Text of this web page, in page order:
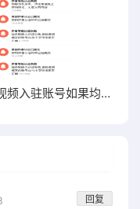
多多视频入驻账号如果均播不到1w、均赞不到100，账号质量较差，是无法通过审核的
回复